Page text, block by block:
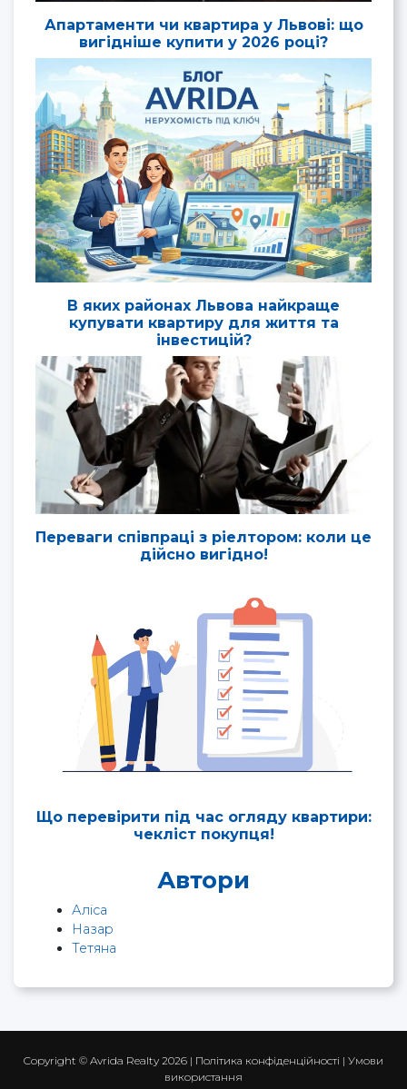
Апартаменти чи квартира у Львові: що
вигідніше купити у 2026 році?
В яких районах Львова найкраще
купувати квартиру для життя та
інвестицій?
Переваги співпраці з ріелтором: коли це
дійсно вигідно!
Що перевірити під час огляду квартири:
чекліст покупця!
Автори
Аліса
Назар
Тетяна
Copyright © Avrida Realty 2026 | Політика конфіденційності | Умови
використання